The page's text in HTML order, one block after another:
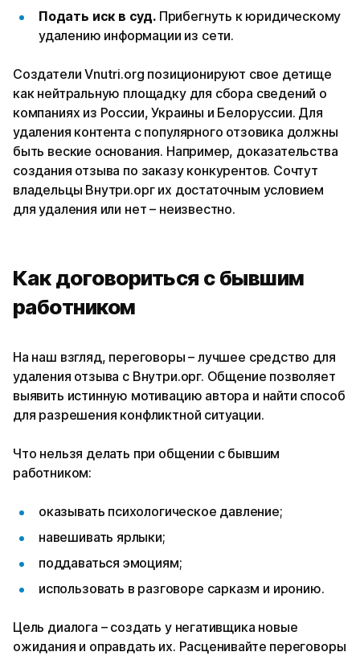
Подать иск в суд.Прибегнуть к юридическому
удалению информации из сети.
Создатели Vnutri.org позиционируют свое детище
как нейтральную площадку для сбора сведений о
компаниях из России, Украины и Белоруссии. Для
удаления контента с популярного отзовика должны
быть веские основания. Например, доказательства
создания отзыва по заказу конкурентов. Сочтут
владельцы Внутри.орг их достаточным условием
для удаления или нет – неизвестно.
Как договориться с бывшим
работником
На наш взгляд, переговоры – лучшее средство для
удаления отзыва с Внутри.орг. Общение позволяет
выявить истинную мотивацию автора и найти способ
для разрешения конфликтной ситуации.
Что нельзя делать при общении с бывшим
работником:
оказывать психологическое давление;
навешивать ярлыки;
поддаваться эмоциям;
использовать в разговоре сарказм и иронию.
Цель диалога – создать у негативщика новые
ожидания и оправдать их. Расценивайте переговоры